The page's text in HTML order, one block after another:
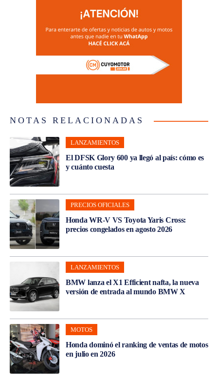
NOTAS RELACIONADAS
LANZAMIENTOS
El DFSK Glory 600 ya llegó al país: cómo es
y cuánto cuesta
PRECIOS OFICIALES
Honda WR-V VS Toyota Yaris Cross:
precios congelados en agosto 2026
LANZAMIENTOS
BMW lanza el X1 Efficient nafta, la nueva
versión de entrada al mundo BMW X
MOTOS
Honda dominó el ranking de ventas de motos
en julio en 2026